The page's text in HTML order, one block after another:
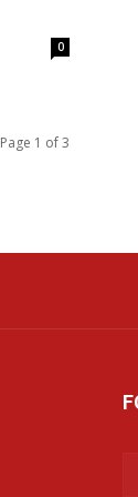
0
Page 1 of 3